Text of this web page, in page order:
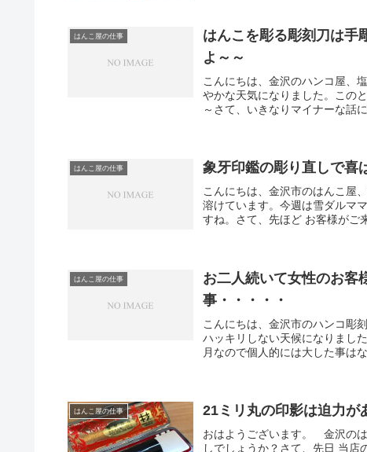
はんこ屋の仕事
はんこを彫る彫刻刀は手
よ～～
こんにちは、金沢のハンコ屋、
やかな天気になりました。この
～さて、いきなりマイナーな話
はんこ屋の仕事 象牙印鑑の彫り直しで喜
こんにちは、金沢市のはんこ屋
溶けています。今週は雪ダルマ
すね。さて、先ほど お客様が
はんこ屋の仕事
お二人続いて女性のお
事・・・・・
こんにちは、金沢市のハンコ彫
ハッキリしない天候になりまし
月なので個人的には大した事は
はんこ屋の仕事 21ミリ丸の印影は迫力が
おはようございます。 金沢の
しでしょうか？さて、先日 当店